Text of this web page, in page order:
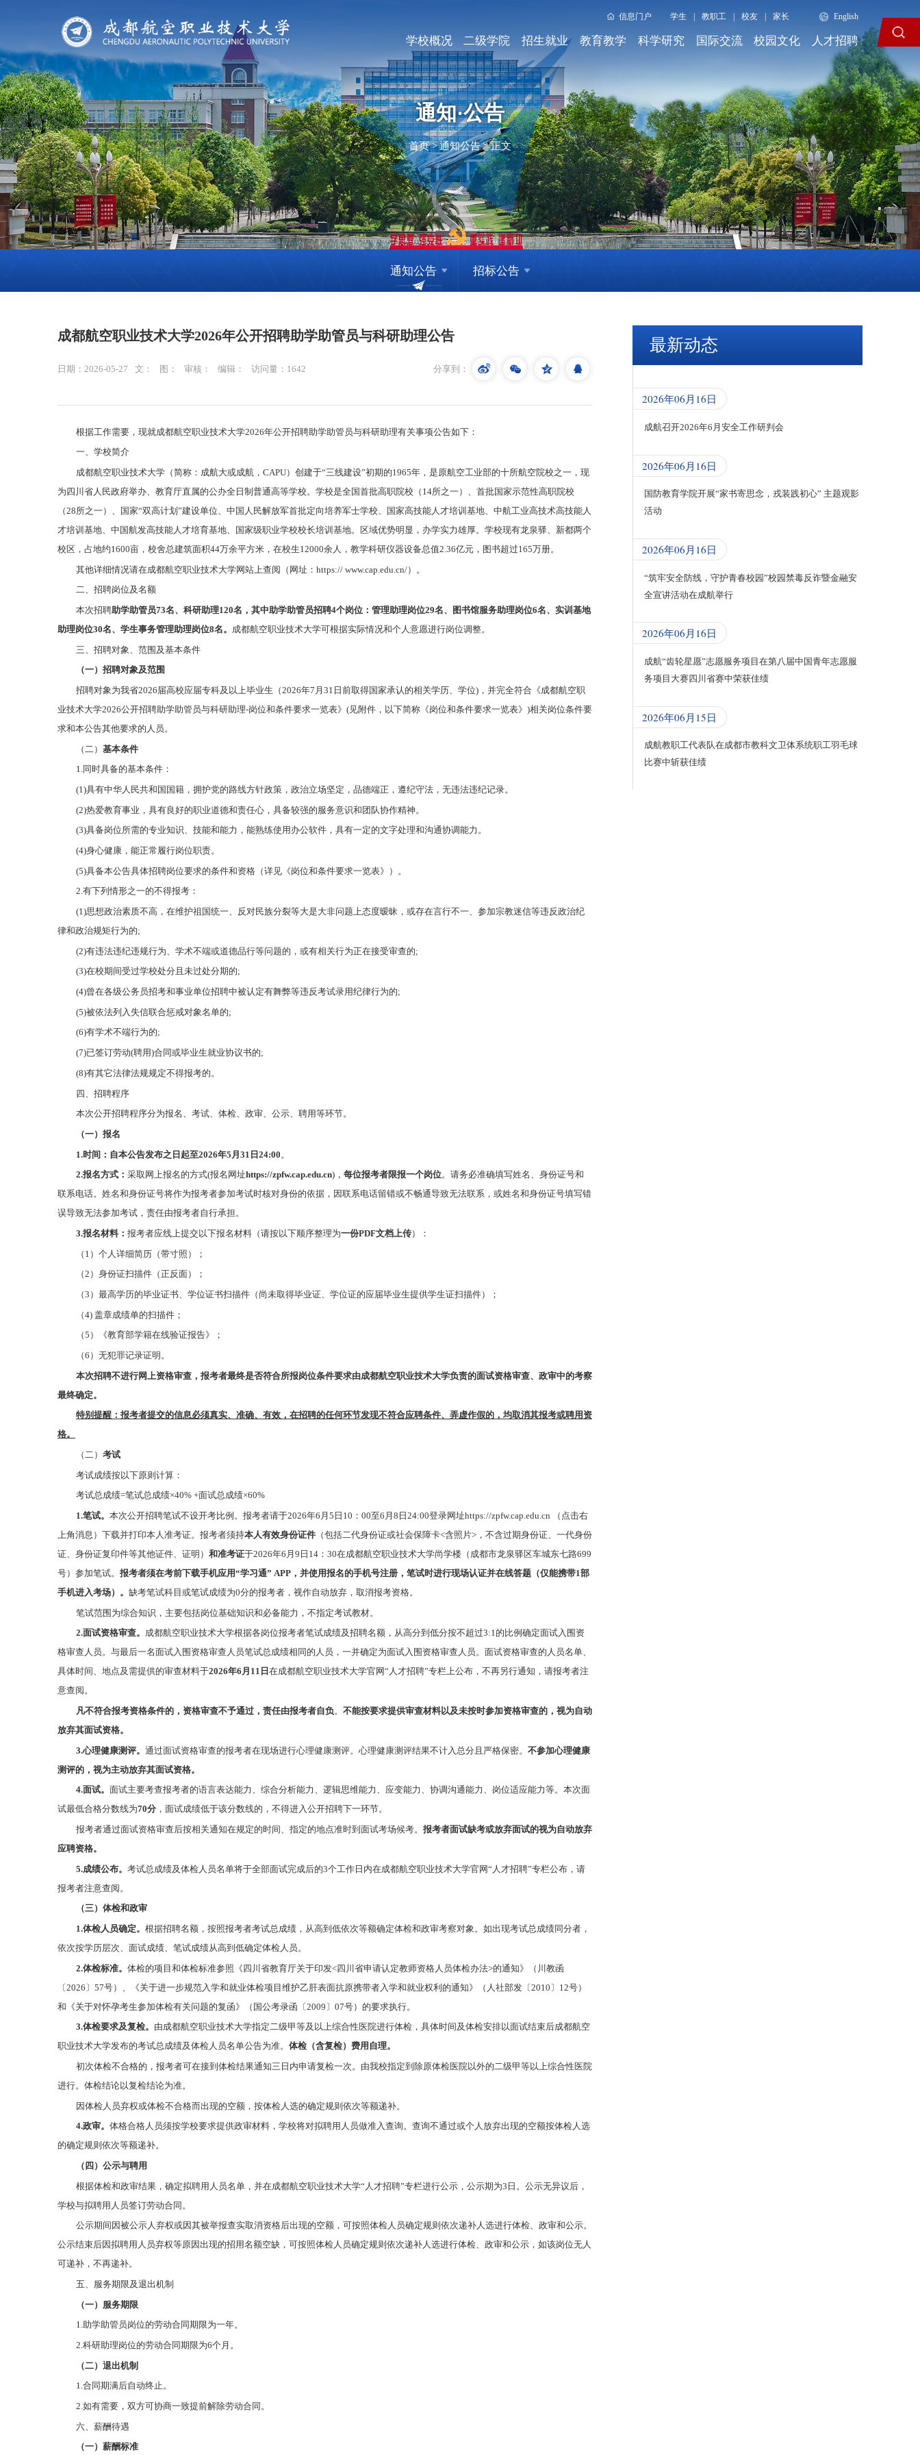
信息门户 学生 教职工 校友 家长 English
学校概况 二级学院 招生就业 教育教学 科学研究 国际交流 校园文化 人才招聘
通知·公告
首页 > 通知公告 > 正文
通知公告 招标公告
成都航空职业技术大学2026年公开招聘助学助管员与科研助理公告
日期：2026-05-27 文： 图： 审核： 编辑： 访问量： 1642 分享到：
根据工作需要，现就成都航空职业技术大学2026年公开招聘助学助管员与科研助理有关事项公告如下：
一、学校简介
成都航空职业技术大学（简称：成航大或成航，CAPU）创建于“三线建设”初期的1965年，是原航空工业部的十所航空院校之一，现
为四川省人民政府举办、教育厅直属的公办全日制普通高等学校。学校是全国首批高职院校（14所之一）、首批国家示范性高职院校
（28所之一）、国家“双高计划”建设单位、中国人民解放军首批定向培养军士学校、国家高技能人才培训基地、中航工业高技术高技能人
才培训基地、中国航发高技能人才培育基地、国家级职业学校校长培训基地。区域优势明显，办学实力雄厚。学校现有龙泉驿、新都两个
校区，占地约1600亩，校舍总建筑面积44万余平方米，在校生12000余人，教学科研仪器设备总值2.36亿元，图书超过165万册。
其他详细情况请在成都航空职业技术大学网站上查阅（网址：https:// www.cap.edu.cn/）。
二、招聘岗位及名额
本次招聘助学助管员73名、科研助理120名，其中助学助管员招聘4个岗位： 管理助理岗位29名、 图书馆服务助理岗位6名、实训基地
助理岗位30名、 学生事务管理助理岗位8名。 成都航空职业技术大学可根据实际情况和个人意愿进行岗位调整。
三、招聘对象、范围及基本条件
（一）招聘对象及范围
招聘对象为我省2026届高校应届专科及以上毕业生（2026年7月31日前取得国家承认的相关学历、学位)，并完全符合《成都航空职
业技术大学2026公开招聘助学助管员与科研助理-岗位和条件要求一览表》(见附件，以下简称《岗位和条件要求一览表》)相关岗位条件要
求和本公告其他要求的人员。
（二） 基本条件
1.同时具备的基本条件：
(1)具有中华人民共和国国籍，拥护党的路线方针政策，政治立场坚定，品德端正，遵纪守法，无违法违纪记录。
(2)热爱教育事业，具有良好的职业道德和责任心，具备较强的服务意识和团队协作精神。
(3)具备岗位所需的专业知识、技能和能力，能熟练使用办公软件，具有一定的文字处理和沟通协调能力。
(4)身心健康，能正常履行岗位职责。
(5)具备本公告具体招聘岗位要求的条件和资格（详见《岗位和条件要求一览表》）。
2.有下列情形之一的不得报考：
(1)思想政治素质不高，在维护祖国统一、反对民族分裂等大是大非问题上态度暧昧，或存在言行不一、参加宗教迷信等违反政治纪
律和政治规矩行为的;
(2)有违法违纪违规行为、学术不端或道德品行等问题的，或有相关行为正在接受审查的;
(3)在校期间受过学校处分且未过处分期的;
(4)曾在各级公务员招考和事业单位招聘中被认定有舞弊等违反考试录用纪律行为的;
(5)被依法列入失信联合惩戒对象名单的;
(6)有学术不端行为的;
(7)已签订劳动(聘用)合同或毕业生就业协议书的;
(8)有其它法律法规规定不得报考的。
四、招聘程序
本次公开招聘程序分为报名、考试、体检、政审、公示、聘用等环节。
（一）报名
1.时间： 自本公告发布之日起至2026年5 月31 日24:00 。
2.报名方式： 采取网上报名的方式(报名网址https://zpfw.cap.edu.cn)， 每位报考者限报一个岗位。请务必准确填写姓名、身份证号和
联系电话。姓名和身份证号将作为报考者参加考试时核对身份的依据，因联系电话留错或不畅通导致无法联系，或姓名和身份证号填写错
误导致无法参加考试，责任由报考者自行承担。
3.报名材料： 报考者应线上提交以下报名材料（请按以下顺序整理为一份PDF文档上传）：
（1）个人详细简历（带寸照）；
（2）身份证扫描件（正反面）；
（3）最高学历的毕业证书、学位证书扫描件（尚未取得毕业证、学位证的应届毕业生提供学生证扫描件）；
（4) 盖章成绩单的扫描件；
（5）《教育部学籍在线验证报告》；
（6）无犯罪记录证明。
本次招聘不进行网上资格审查，报考者最终是否符合所报岗位条件要求由成都航空职业技术大学负责的面试资格审查、政审中的考察
最终确定。
特别提醒： 报考者提交的信息必须真实、准确、 有效，在招聘的任何环节发现不符合应聘条件、弄虚作假的，均取消其报考或聘用资
格。
（二） 考试
考试成绩按以下原则计算：
考试总成绩=笔试总成绩×40% +面试总成绩×60%
1.笔试。 本次公开招聘笔试不设开考比例。报考者请于2026年6月5日10：00至6月8日24:00登录网址https://zpfw.cap.edu.cn （点击右
上角消息）下载并打印本人准考证。报考者须持本人有效身份证件 （包括二代身份证或社会保障卡<含照片>，不含过期身份证、一代身份
证、身份证复印件等其他证件、证明） 和准考证于2026年6月9日14：30在成都航空职业技术大学尚学楼（成都市龙泉驿区车城东七路699
号）参加笔试。 报考者须在考前下载手机应用“学习通” APP，并使用报名的手机号注册，笔试时进行现场认证并在线答题（仅能携带1部
手机进入考场） 。 缺考笔试科目或笔试成绩为0分的报考者，视作自动放弃，取消报考资格。
笔试范围为综合知识，主要包括岗位基础知识和必备能力，不指定考试教材。
2.面试资格审查。 成都航空职业技术大学根据各岗位报考者笔试成绩及招聘名额，从高分到低分按不超过3:1的比例确定面试入围资
格审查人员。与最后一名面试入围资格审查人员笔试总成绩相同的人员，一并确定为面试入围资格审查人员。面试资格审查的人员名单、
具体时间、地点及需提供的审查材料于2026年6月11日 在成都航空职业技术大学官网“人才招聘”专栏上公布，不再另行通知，请报考者注
意查阅。
凡不符合报考资格条件的，资格审查不予通过，责任由报考者自负 。 不能按要求提供审查材料以及未按时参加资格审查的，视为自动
放弃其面试资格。
3.心理健康测评。 通过面试资格审查的报考者在现场进行心理健康测评。心理健康测评结果不计入总分且严格保密。 不参加心理健康
测评的，视为主动放弃其面试资格。
4.面试。 面试主要考查报考者的语言表达能力、综合分析能力、逻辑思维能力、应变能力、协调沟通能力、岗位适应能力等。本次面
试最低合格分数线为70分 ，面试成绩低于该分数线的，不得进入公开招聘下一环节。
报考者通过面试资格审查后按相关通知在规定的时间、指定的地点准时到面试考场候考。 报考者面试缺考或放弃面试的视为自动放弃
应聘资格。
5.成绩公布。 考试总成绩及体检人员名单将于全部面试完成后的3个工作日内在成都航空职业技术大学官网“人才招聘”专栏公布，请
报考者注意查阅。
（三）体检和政审
1.体检人员确定。 根据招聘名额，按照报考者考试总成绩，从高到低依次等额确定体检和政审考察对象。如出现考试总成绩同分者，
依次按学历层次、面试成绩、笔试成绩从高到低确定体检人员。
2.体检标准。 体检的项目和体检标准参照《四川省教育厅关于印发<四川省申请认定教师资格人员体检办法>的通知》（川教函
〔2026〕57号）、《关于进一步规范入学和就业体检项目维护乙肝表面抗原携带者入学和就业权利的通知》（人社部发〔2010〕12号）
和《关于对怀孕考生参加体检有关问题的复函》（国公考录函〔2009〕07号）的要求执行。
3.体检要求及复检。 由成都航空职业技术大学指定二级甲等及以上综合性医院进行体检，具体时间及体检安排以面试结束后成都航空
职业技术大学发布的考试总成绩及体检人员名单公告为准。 体检（含复检）费用自理。
初次体检不合格的，报考者可在接到体检结果通知三日内申请复检一次。由我校指定到除原体检医院以外的二级甲等以上综合性医院
进行。体检结论以复检结论为准。
因体检人员弃权或体检不合格而出现的空额，按体检人选的确定规则依次等额递补。
4.政审。 体格合格人员须按学校要求提供政审材料，学校将对拟聘用人员做准入查询。查询不通过或个人放弃出现的空额按体检人选
的确定规则依次等额递补。
（四）公示与聘用
根据体检和政审结果，确定拟聘用人员名单，并在成都航空职业技术大学“人才招聘”专栏进行公示，公示期为3日。公示无异议后，
学校与拟聘用人员签订劳动合同。
公示期间因被公示人弃权或因其被举报查实取消资格后出现的空额，可按照体检人员确定规则依次递补人选进行体检、政审和公示。
公示结束后因拟聘用人员弃权等原因出现的招用名额空缺，可按照体检人员确定规则依次递补人选进行体检、政审和公示，如该岗位无人
可递补，不再递补。
五、服务期限及退出机制
（一）服务期限
1.助学助管员岗位的劳动合同期限为一年。
2.科研助理岗位的劳动合同期限为6个月。
（二）退出机制
1.合同期满后自动终止。
2.如有需要，双方可协商一致提前解除劳动合同。
六、薪酬待遇
（一）薪酬标准
最新动态
2026年06月16日
成航召开2026年6月安全工作研判会
2026年06月16日
国防教育学院开展“家书寄思念，戎装践初心” 主题观影
活动
2026年06月16日
“筑牢安全防线，守护青春校园”校园禁毒反诈暨金融安
全宣讲活动在成航举行
2026年06月16日
成航“齿轮星愿”志愿服务项目在第八届中国青年志愿服
务项目大赛四川省赛中荣获佳绩
2026年06月15日
成航教职工代表队在成都市教科文卫体系统职工羽毛球
比赛中斩获佳绩